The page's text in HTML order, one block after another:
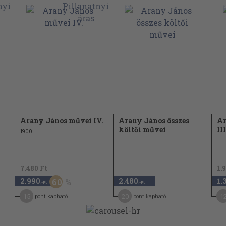
Arany János művei IV.
1900
7.480 Ft
2.990 ,-Ft 60
pont kapható
Arany János összes
költői művei
2.480 ,-Ft
pont kapható